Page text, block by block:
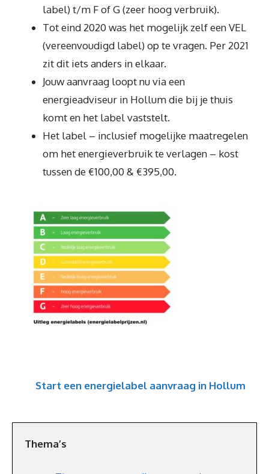
label) t/m F of G (zeer hoog verbruik).
Tot eind 2020 was het mogelijk zelf een VEL
(vereenvoudigd label) op te vragen. Per 2021
zit dit iets anders in elkaar.
Jouw aanvraag loopt nu via een
energieadviseur in Hollum die bij je thuis
komt en het label vaststelt.
Het label – inclusief mogelijke maatregelen
om het energieverbruik te verlagen – kost
tussen de €100,00 & €395,00.
Start een energielabel aanvraag in Hollum
Thema’s